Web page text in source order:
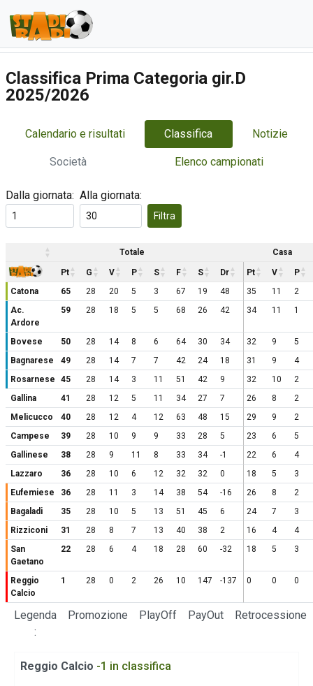
Classifica Prima Categoria gir.D
2025/2026
Calendario e risultati Classifica Notizie
Società Elenco campionati
Dalla giornata: Alla giornata:
Filtra
Totale Casa
Pt G V P S F S Dr Pt V
P
Catona
65 28 20 5 3 67 19 48 35 11
2
Ac.
Ardore
59 28 18 5 5 68 26 42 34 11 1
Bovese 50 28 14 8 6 64 30 34 32 9
5
Bagnarese
49 28 14 7 7 42 24 18 31 9
4
Rosarnese
45 28 14 3 11 51 42 9 32 10
2
Gallina
41 28 12 5 11 34 27 7 26 8
2
Melicucco
40 28 12 4 12 63 48 15 29 9
2
Campese
39 28 10 9 9 33 28 5 23 6
5
Gallinese
38 28 9 11 8 33 34 -1 22 6
4
Lazzaro
36 28 10 6 12 32 32 0 18 5
3
Eufemiese
36 28 11 3 14 38 54 -16 26 8
2
Bagaladi
35 28 10 5 13 51 45 6 24 7
3
Rizziconi
31 28 8 7 13 40 38 2 16 4
4
San
Gaetano
22 28 6 4 18 28 60 -32 18 5 3
Reggio
Calcio
1 28 0 2 26 10 147 -137 0 0 0
Legenda
:
Promozione PlayOff PayOut Retrocessione
Reggio Calcio -1 in classifica